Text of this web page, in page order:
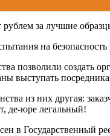
за лучшие
на
позволили создать
выступать
из них другая:
де-юре легальный!
в Государственный